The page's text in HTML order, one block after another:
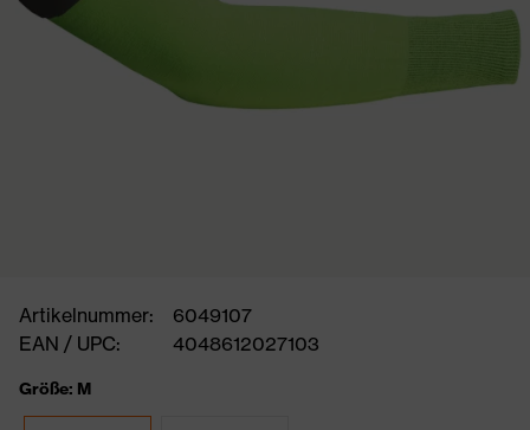
Artikelnummer:
6049107
EAN / UPC:
4048612027103
Größe: M